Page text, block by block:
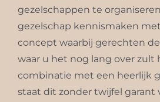
gezelschappen te
gezelschap kennismaken
concept waarbij gerechten
waar u het nog lang over zult
combinatie met een heerlijk
staat dit zonder twijfel garant